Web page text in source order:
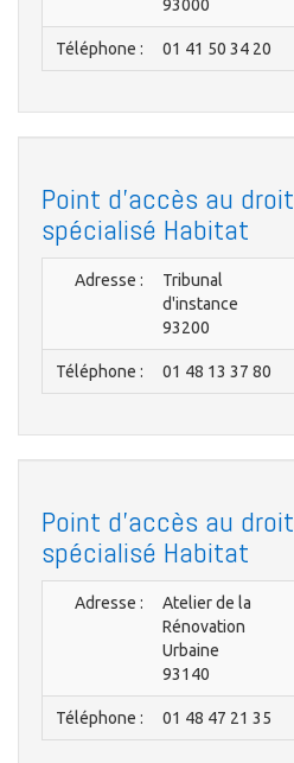
93000
Téléphone : 01 41 50 34 20
Point d'accès au droit
spécialisé Habitat
Adresse :
Tribunal
d'instance
93200
Téléphone : 01 48 13 37 80
Point d'accès au droit
spécialisé Habitat
Adresse :
Atelier de la
Rénovation
Urbaine
93140
Téléphone : 01 48 47 21 35